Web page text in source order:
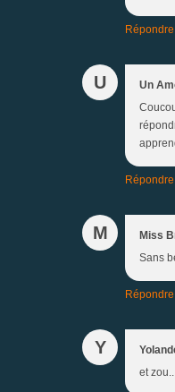
Répondre
U Un
Répondre
M Miss
Sans
Répondre
Y
et